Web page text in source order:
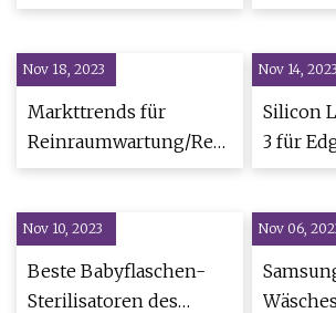
im Zusammenhang mit
Listerien in
Washington: NPR
Nov 18, 2023
Markttrends für
Reinraumwartung/
2023 mit Analyse der
Environmental
Services, Balazs
NanoAnalysis, Entrepix
Nov 14, 2023
Silicon
3 für
Nov 10, 2023
Beste Babyflaschen-
Sterilisatoren des
Nov 06,